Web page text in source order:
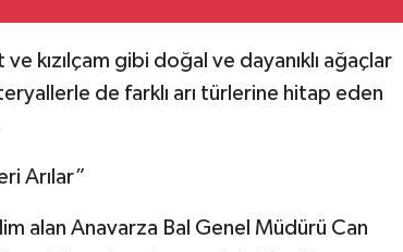
kızılçam gibi doğal ve dayanıklı ağaçlar
de farklı arı türlerine hitap eden
Arılar”
alan Anavarza Bal Genel Müdürü Can